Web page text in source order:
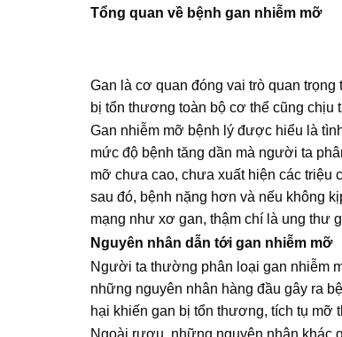
Tổng quan về bệnh gan nhiễm mỡ
Gan là cơ quan đóng vai trò quan
bị tổn thương toàn bộ cơ thể cũng chịu
Gan nhiễm mỡ bệnh lý được hiểu là
mức độ bệnh tăng dần mà người ta
mỡ chưa cao, chưa xuất hiện các triệu
sau đó, bệnh nặng hơn và nếu không
mạng như xơ gan, thậm chí là ung thư
Nguyên nhân dẫn tới gan nhiễm mỡ
Người ta thường phân loại gan nhiễm
những nguyên nhân hàng đầu gây ra
hại khiến gan bị tổn thương, tích tụ mỡ